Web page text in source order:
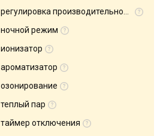
регулировка производительности
ночной режим
ионизатор
ароматизатор
озонирование
теплый пар
таймер отключения